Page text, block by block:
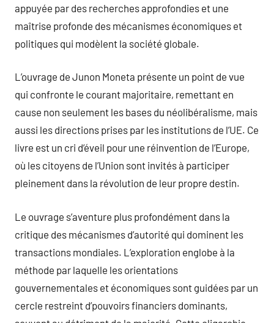
appuyée par des recherches approfondies et une
maîtrise profonde des mécanismes économiques et
politiques qui modèlent la société globale.
L’ouvrage de Junon Moneta présente un point de vue
qui confronte le courant majoritaire, remettant en
cause non seulement les bases du néolibéralisme, mais
aussi les directions prises par les institutions de l’UE. Ce
livre est un cri d’éveil pour une réinvention de l’Europe,
où les citoyens de l’Union sont invités à participer
pleinement dans la révolution de leur propre destin.
Le ouvrage s’aventure plus profondément dans la
critique des mécanismes d’autorité qui dominent les
transactions mondiales. L’exploration englobe à la
méthode par laquelle les orientations
gouvernementales et économiques sont guidées par un
cercle restreint d’pouvoirs financiers dominants,